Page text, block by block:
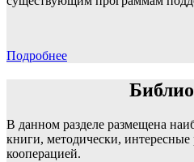
Подробнее
В данном разделе размещена
книги, методически, интересные
кооперацией.